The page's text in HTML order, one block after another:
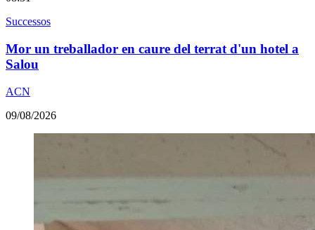
Successos
Mor un treballador en caure del terrat d'un hotel a
Salou
ACN
09/08/2026